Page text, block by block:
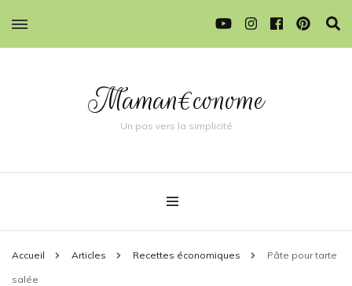
Maman€conome
Un pas vers la simplicité
Accueil Articles Recettes économiques Pâte pour tarte
salée